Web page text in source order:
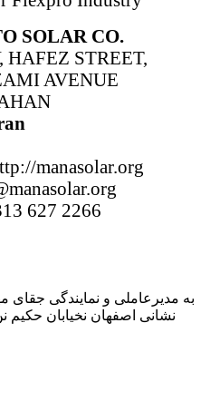
SOLAR CO.
STREET,
AVENUE
manasolar.org
627 2266
به مدیرعاملی و نمایندگی
نشانی اصفهان نخيابان حكيم